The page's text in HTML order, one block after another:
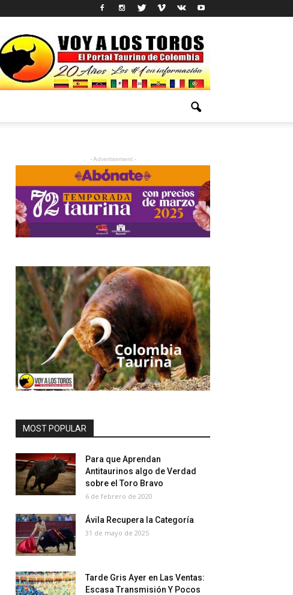
- Advertisement -
MOST POPULAR
Para que Aprendan
Antitaurinos algo de Verdad
sobre el Toro Bravo
6 de febrero de 2020
Ávila Recupera la Categoría
31 de mayo de 2025
Tarde Gris Ayer en Las Ventas:
Escasa Transmisión Y Pocos